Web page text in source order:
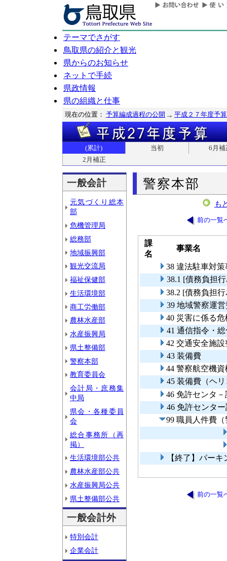
テーマでさがす
鳥取県の紹介と観光
県からのお知らせ
ネットで手続
県政情報
県の組織と仕事
現在の位置： 予算編成過程の公開 平成２７年度予算
(累計) 当初
6月補
2月補正
一般会計
元気づくり総本
部
危機管理局
総務部
地域振興部
観光交流局
福祉保健部
生活環境部
商工労働部
農林水産部
水産振興局
県土整備部
警察本部
教育委員会
会計局・庶務集
中局
県会・各種委員
会
総合事務所（再
掲）
生活環境部公共
農林水産部公共
水産振興局公共
県土整備部公共
一般会計外
特別会計
企業会計
警察本部
も
前の一覧
課
名
事業名
38 違法駐車対策
38.1 [債務負担
38.2 [債務負担
39 地域警察運
40 災害に係る
41 通信指令・
42 交通安全施
43 装備費
44 警察航空機
45 装備費（ヘ
46 免許センタ
46 免許センタ
99 職員人件費
【終了】パー
前の一覧